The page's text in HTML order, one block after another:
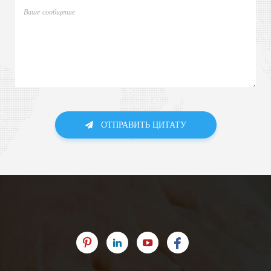
ОТПРАВИТЬ ЦИТАТУ